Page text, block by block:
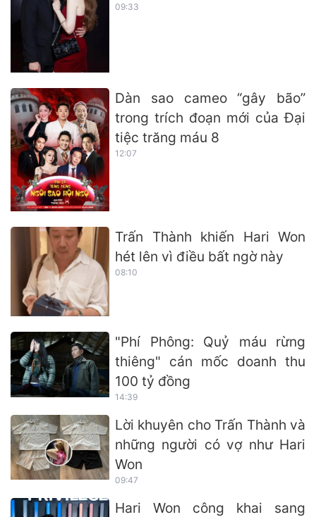
09:33
Dàn sao cameo “gây bão”
trong trích đoạn mới của Đại
tiệc trăng máu 8
12:07
Trấn Thành khiến Hari Won
hét lên vì điều bất ngờ này
08:10
"Phí Phông: Quỷ máu rừng
thiêng" cán mốc doanh thu
100 tỷ đồng
14:39
Lời khuyên cho Trấn Thành và
những người có vợ như Hari
Won
09:47
Hari Won công khai sang